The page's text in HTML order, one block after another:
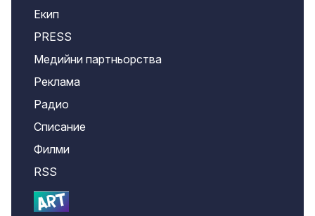
Екип
PRESS
Медийни партньорства
Реклама
Радио
Списание
Филми
RSS